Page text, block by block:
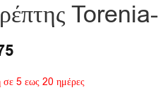
5 εως 20 ημέρες